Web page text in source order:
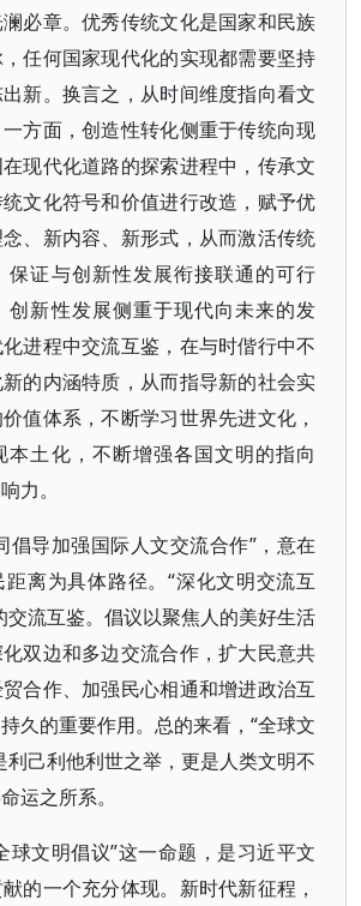
必章。优秀传统文化是国家和民族
任何国家现代化的实现都需要坚持
新。换言之，从时间维度指向看文
方面，创造性转化侧重于传统向现
现代化道路的探索进程中，传承文
文化符号和价值进行改造，赋予优
、新内容、新形式，从而激活传统
保证与创新性发展衔接联通的可行
创新性发展侧重于现代向未来的发
进程中交流互鉴，在与时偕行中不
的内涵特质，从而指导新的社会实
值体系，不断学习世界先进文化，
本土化，不断增强各国文明的指向
力。
倡导加强国际人文交流合作”，意在
离为具体路径。“深化文明交流互
交流互鉴。倡议以聚焦人的美好生活
双边和多边交流合作，扩大民意共
合作、加强民心相通和增进政治互
久的重要作用。总的来看，“全球文
利己利他利世之举，更是人类文明不
运之所系。
球文明倡议”这一命题，是习近平文
的一个充分体现。新时代新征程，